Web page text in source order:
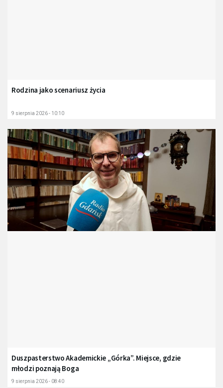
Rodzina jako scenariusz życia
9 sierpnia 2026 - 10:10
Duszpasterstwo Akademickie „Górka”. Miejsce, gdzie
młodzi poznają Boga
9 sierpnia 2026 - 08:40